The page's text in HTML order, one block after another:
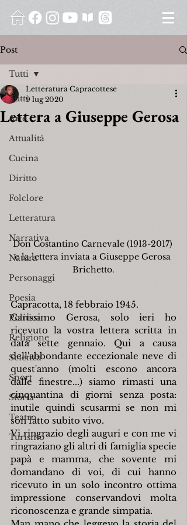
Post
Tutti
Arte
Attualità
Cucina
Diritto
Folclore
Letteratura
Narrativa
Natura
Personaggi
Poesia
Politica
Religione
Scienza
Sport
Storia
Teatro
Turismo
Tutti
Lettera a Giuseppe Gerosa
Letteratura Capracottese
9 lug 2020
Don Costantino Carnevale (1913-2017)
e la lettera inviata a Giuseppe Gerosa
Brichetto.
Capracotta, 18 febbraio 1945.
Carissimo Gerosa, solo ieri ho
ricevuto la vostra lettera scritta in
data sette gennaio. Qui a causa
dell'abbondante eccezionale neve di
quest'anno (molti escono ancora
dalle finestre...) siamo rimasti una
cinquantina di giorni senza posta:
inutile quindi scusarmi se non mi
son fatto subito vivo.
Vi ringrazio degli auguri e con me vi
ringraziano gli altri di famiglia specie
papà e mamma, che sovente mi
domandano di voi, di cui hanno
ricevuto in un solo incontro ottima
impressione conservandovi molta
riconoscenza e grande simpatia.